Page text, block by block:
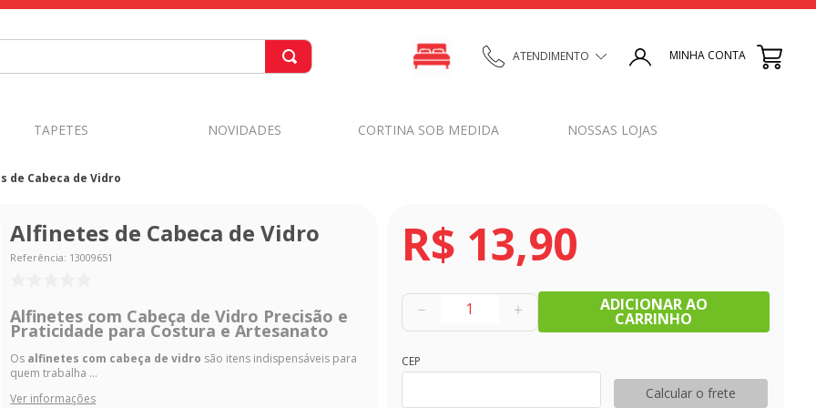
ATENDIMENTO MINHA CONTA
TAPETES NOVIDADES CORTINA SOB MEDIDA NOSSAS LOJAS
de Cabeca de Vidro
Alfinetes de Cabeca de Vidro
Referência: 13009651
Alfinetes com Cabeça de Vidro Precisão e
Praticidade para Costura e Artesanato
Os alfinetes com cabeça de vidro são itens indispensáveis para
quem trabalha ...
Ver informações
R$ 13,90
＋
－ ADICIONAR AO
CARRINHO
CEP
Calcular o frete